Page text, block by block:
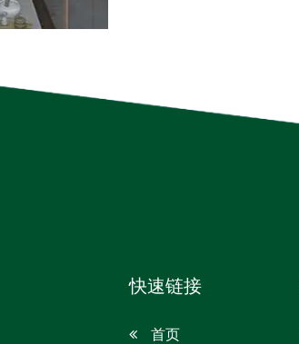
快速链接
首页